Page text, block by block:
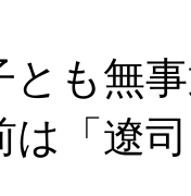
とも無
は「遼